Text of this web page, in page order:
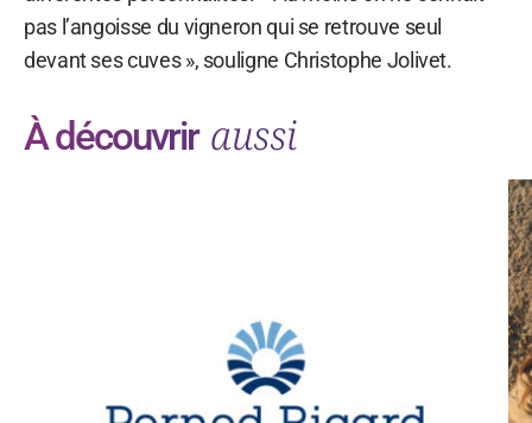
pas l’angoisse du vigneron qui se retrouve seul
devant ses cuves », souligne Christophe Jolivet.
À découvrir aussi